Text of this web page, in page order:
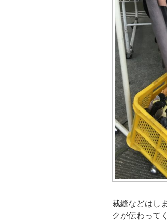
裁縫などはし
クが伝わって